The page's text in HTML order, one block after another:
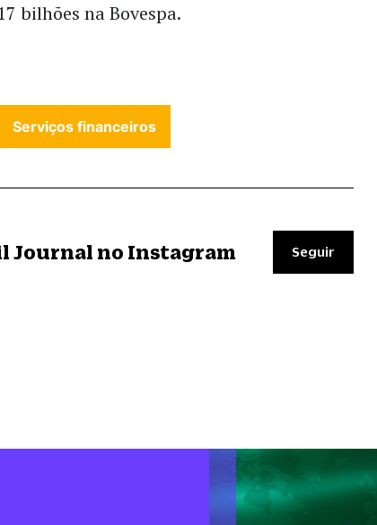
bilhões na Bovespa.
Serviços financeiros
Journal no Instagram Seguir